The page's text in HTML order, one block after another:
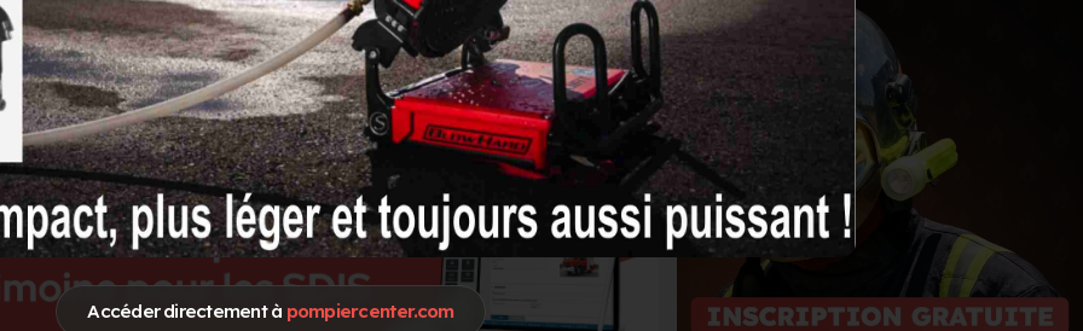
Accéder directement à pompiercenter.com